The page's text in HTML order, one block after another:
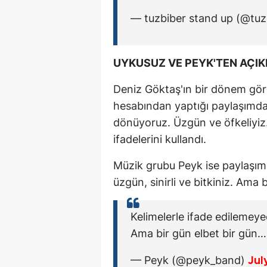
— tuzbiber stand up
UYKUSUZ VE PEYK'TEN
Deniz Göktaş'ın bir dönem
hesabından yaptığı
dönüyoruz. Üzgün ve öfkeliyiz.
ifadelerini kullandı.
Müzik grubu Peyk ise
üzgün, sinirli ve bitkiniz. Ama
Kelimelerle ifade
Ama bir gün elbet bir
— Peyk (@peyk_band)